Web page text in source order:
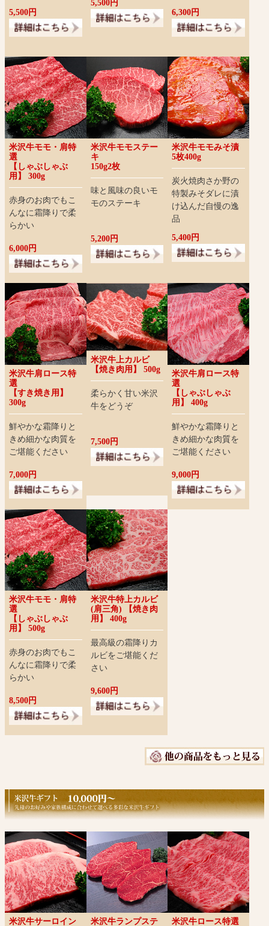
5,500円
5,500円
6,300円
米沢牛モモ・肩特
選
【しゃぶしゃぶ
用】 300g
赤身のお肉でもこ
んなに霜降りで柔
らかい
6,000円
米沢牛モモステー
キ
150g2枚
味と風味の良いモ
モのステーキ
5,200円
米沢牛モモみそ漬
5枚400g
炭火焼肉さか野の
特製みそダレに漬
け込んだ自慢の逸
品
5,400円
米沢牛肩ロース特
選
【すき焼き用】
300g
鮮やかな霜降りと
きめ細かな肉質を
ご堪能ください
7,000円
米沢牛上カルビ
【焼き肉用】 500g
柔らかく甘い米沢
牛をどうぞ
7,500円
米沢牛肩ロース特
選
【しゃぶしゃぶ
用】 400g
鮮やかな霜降りと
きめ細かな肉質を
ご堪能ください
9,000円
米沢牛モモ・肩特
選
【しゃぶしゃぶ
用】 500g
赤身のお肉でもこ
んなに霜降りで柔
らかい
8,500円
米沢牛特上カルビ
(肩三角) 【焼き肉
用】 400g
最高級の霜降りカ
ルビをご堪能くだ
さい
9,600円
米沢牛サーロイン
米沢牛ランプステ
米沢牛ロース特選